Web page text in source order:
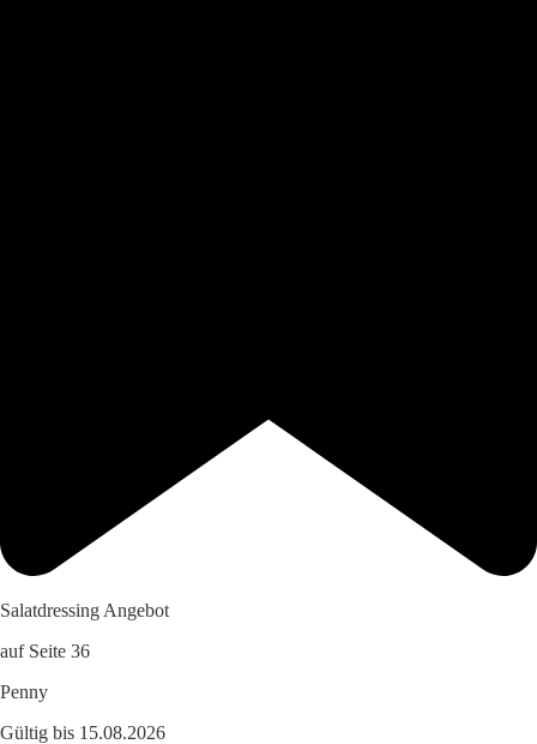
Salatdressing Angebot
auf Seite 36
Penny
Gültig bis 15.08.2026